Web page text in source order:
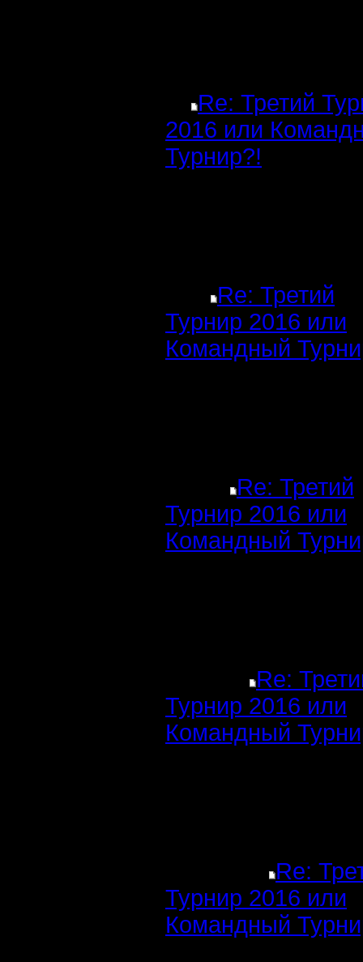
Re: Третий
2016 или
Турнир?!
Re: Третий
Турнир 2016 или
Командный
Re: Третий
Турнир 2016 или
Командный
Re:
Турнир 2016 или
Командный
Re:
Турнир 2016 или
Командный